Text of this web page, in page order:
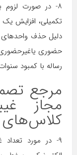
۸- در صورت
تکمیلی، افزایش
دلیل حذف واحدهای
حضوری یاغیرحضوری
رساله با کمبود
مرجع
مجاز
۹- در مورد